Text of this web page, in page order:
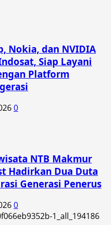
Nokia, dan NVIDIA
Siap Layani
Platform
0
NTB Makmur
Hadirkan Dua Duta
Generasi Penerus
0